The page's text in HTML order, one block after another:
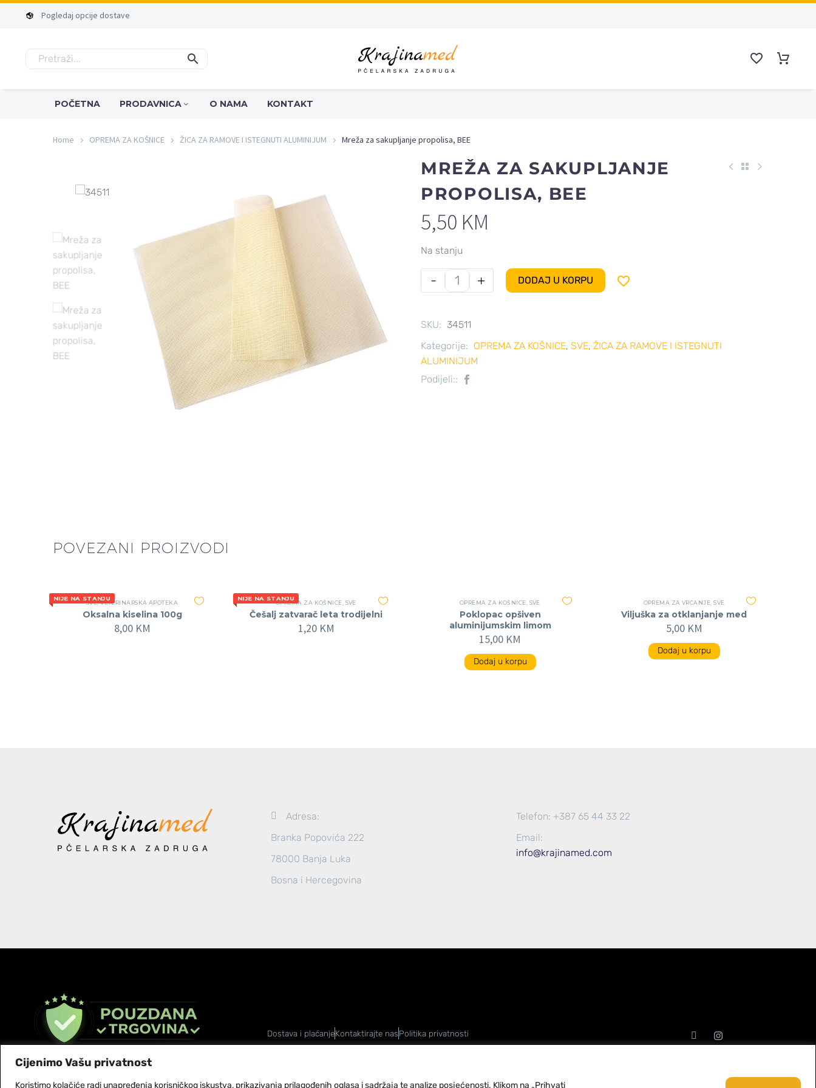
Cijenimo Vašu privatnost
Koristimo kolačiće radi unapređenja korisničkog iskustva, prikazivanja prilagođenih oglasa i sadržaja te analize posjećenosti. Klikom na „Prihvati
Pogledaj opcije dostave
POČETNA PRODAVNICA O NAMA KONTAKT
Home OPREMA ZA KOŠNICE ŽICA ZA RAMOVE I ISTEGNUTI ALUMINIJUM Mreža za sakupljanje propolisa, BEE
MREŽA ZA SAKUPLJANJE
PROPOLISA, BEE
5,50 KM
Na stanju
- + DODAJ U KORPU 
SKU: 34511
Kategorije: OPREMA ZA KOŠNICE, SVE, ŽICA ZA RAMOVE I ISTEGNUTI
ALUMINIJUM
Podijeli::
POVEZANI PROIZVODI
NIJE NA STANJU
SVE,VETERINARSKA APOTEKA
Oksalna kiselina 100g
8,00 KM
NIJE NA STANJU
OPREMA ZA KOŠNICE SVE
Češalj zatvarač leta trodijelni
1,20 KM
OPREMA ZA KOŠNICE SVE
Poklopac opšiven
aluminijumskim limom
15,00 KM
Dodaj u korpu
OPREMA ZA VRCANJE ,SVE
Viljuška za otklanjanje med
5,00 KM
Dodaj u korpu
Adresa:
Branka Popovića 222
78000 Banja Luka
Bosna i Hercegovina
Telefon: +387 65 44 33 22
Email:
info@krajinamed.com
Dostava i plaćanjeKontaktirajte nasPolitika privatnosti